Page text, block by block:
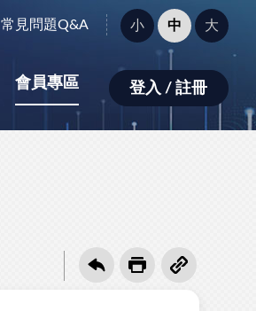
常見問題Q&A
字
型
小：
小 中 大
會員專區 登入 / 註冊